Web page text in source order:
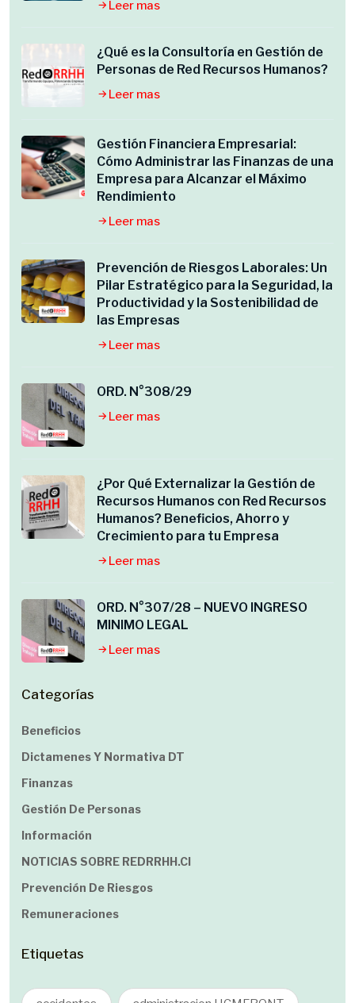
Leer mas
¿Qué es la Consultoría en Gestión de
Personas de Red Recursos Humanos?
Leer mas
Gestión Financiera Empresarial:
Cómo Administrar las Finanzas de una
Empresa para Alcanzar el Máximo
Rendimiento
Leer mas
Prevención de Riesgos Laborales: Un
Pilar Estratégico para la Seguridad, la
Productividad y la Sostenibilidad de
las Empresas
Leer mas
ORD. N°308/29
Leer mas
¿Por Qué Externalizar la Gestión de
Recursos Humanos con Red Recursos
Humanos? Beneficios, Ahorro y
Crecimiento para tu Empresa
Leer mas
ORD. N°307/28 – NUEVO INGRESO
MINIMO LEGAL
Leer mas
Categorías
Beneficios
Dictamenes Y Normativa DT
Finanzas
Gestión De Personas
Información
NOTICIAS SOBRE REDRRHH.cl
Prevención De Riesgos
Remuneraciones
Etiquetas